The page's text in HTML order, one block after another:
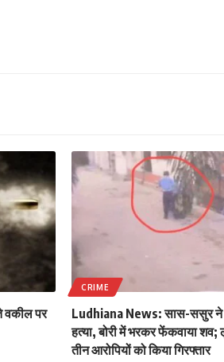
वकील पर
CRIME
Ludhiana News: सास-ससुर ने
हत्या, बोरी में भरकर फेंकवाया शव;
तीन आरोपियों को किया गिरफ्तार